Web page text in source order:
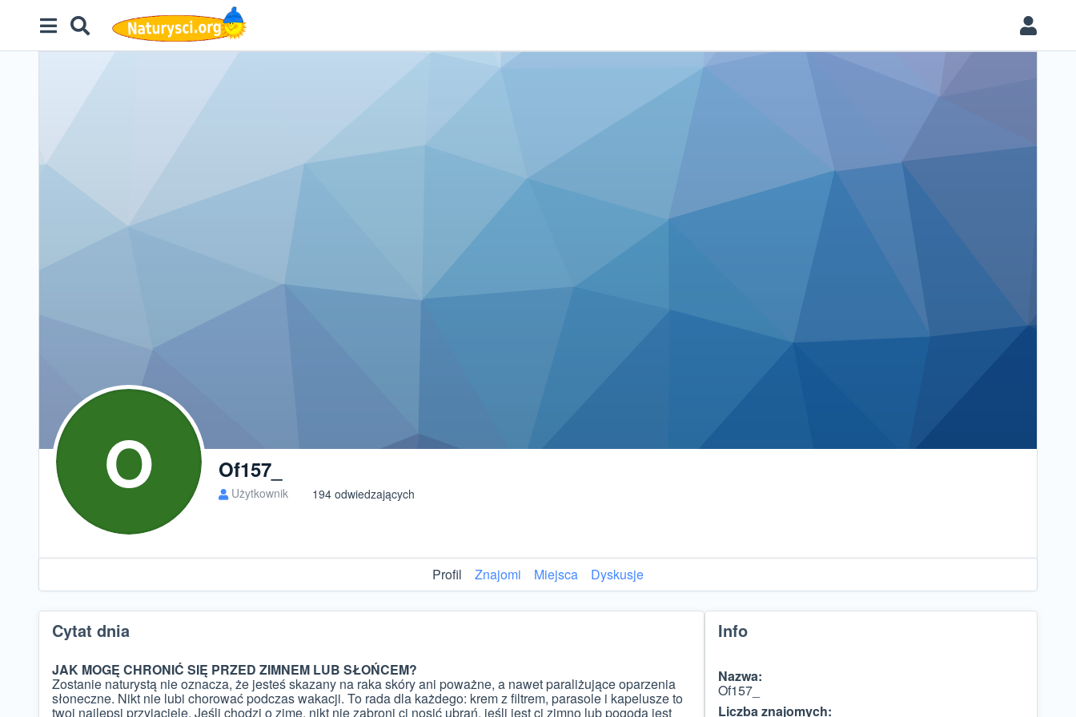
O Of157_
Użytkownik 194 odwiedzających
Profil Znajomi Miejsca Dyskusje
Cytat dnia
JAK MOGĘ CHRONIĆ SIĘ PRZED ZIMNEM LUB SŁOŃCEM?
Zostanie naturystą nie oznacza, że jesteś skazany na raka skóry ani poważne, a nawet paraliżujące oparzenia
słoneczne. Nikt nie lubi chorować podczas wakacji. To rada dla każdego: krem z filtrem, parasole i kapelusze to
twoi najlepsi przyjaciele. Jeśli chodzi o zimę, nikt nie zabroni ci nosić ubrań, jeśli jest ci zimno lub pogoda jest
Info
Nazwa:
Of157_
Liczba znajomych: